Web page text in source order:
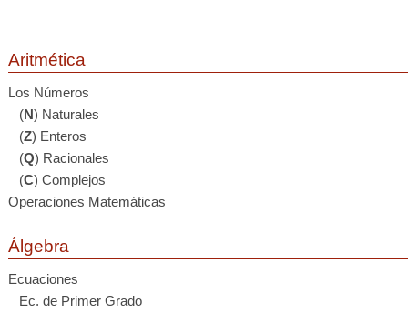
Aritmética
Los Números
(N) Naturales
(Z) Enteros
(Q) Racionales
(C) Complejos
Operaciones Matemáticas
Álgebra
Ecuaciones
Ec. de Primer Grado